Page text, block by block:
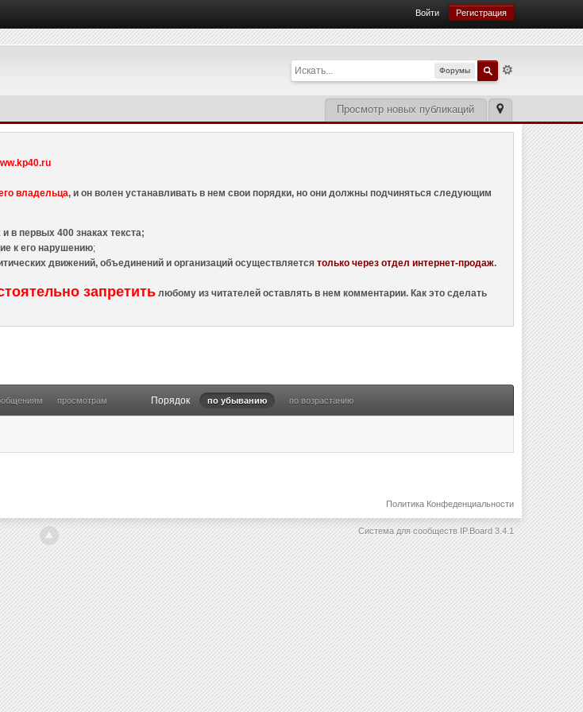
Войти Регистрация
Форумы
Просмотр новых публикаций
владельца, и он волен устанавливать в нем свои порядки, но они должны подчиняться следующим
в первых 400 знаках текста;
к его нарушению;
движений, объединений и организаций осуществляетсятолько через отдел интернет-продаж.
запретить любому из читателей оставлять в нем комментарии. Как это сделать
просмотрам Порядок по убыванию по возрастанию
Политика Конфеденциальности
Система для сообществ IP.Board 3.4.1